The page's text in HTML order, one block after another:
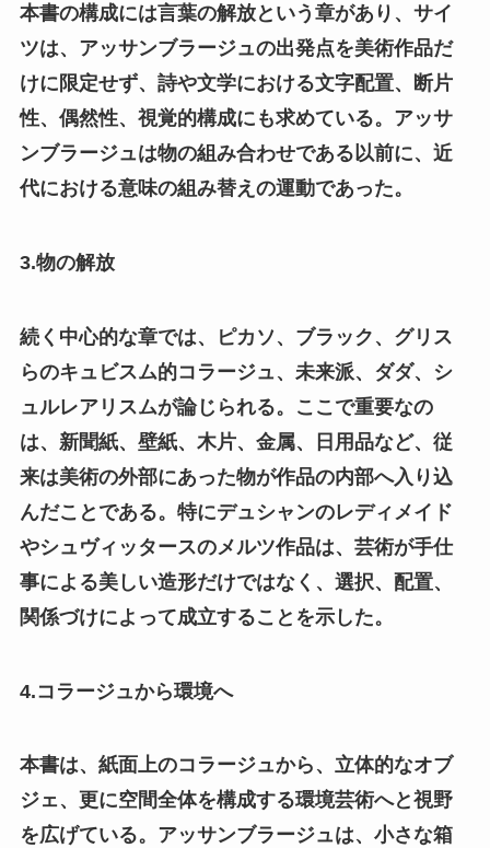
本書の構成には言葉の解放という章があり、サイ
ツは、アッサンブラージュの出発点を美術作品だ
けに限定せず、詩や文学における文字配置、断片
性、偶然性、視覚的構成にも求めている。アッサ
ンブラージュは物の組み合わせである以前に、近
代における意味の組み替えの運動であった。
3.物の解放
続く中心的な章では、ピカソ、ブラック、グリス
らのキュビスム的コラージュ、未来派、ダダ、シ
ュルレアリスムが論じられる。ここで重要なの
は、新聞紙、壁紙、木片、金属、日用品など、従
来は美術の外部にあった物が作品の内部へ入り込
んだことである。特にデュシャンのレディメイド
やシュヴィッタースのメルツ作品は、芸術が手仕
事による美しい造形だけではなく、選択、配置、
関係づけによって成立することを示した。
4.コラージュから環境へ
本書は、紙面上のコラージュから、立体的なオブ
ジェ、更に空間全体を構成する環境芸術へと視野
を広げている。アッサンブラージュは、小さな箱